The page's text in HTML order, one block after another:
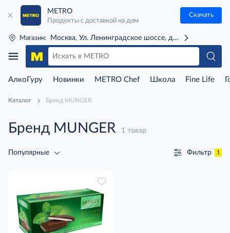
METRO
Продукты с доставкой на дом
Скачать
Магазин: Москва, Ул. Ленинградское шоссе, д. 71Г (м. Речной
АлкоГуру Новинки METRO Chef Школа Fine Life
Каталог Бренд MUNGER
Бренд MUNGER 1 товар
Популярные Фильтр 1